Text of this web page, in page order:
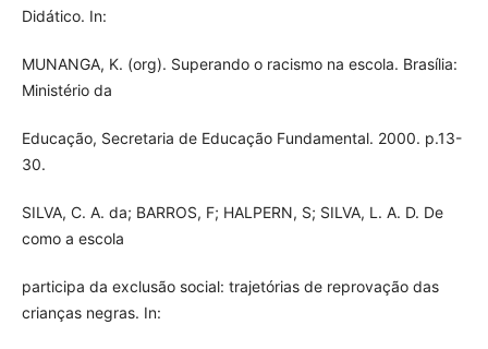
Didático. In:
MUNANGA, K. (org). Superando o racismo na escola. Brasília:
Ministério da
Educação, Secretaria de Educação Fundamental. 2000. p.13-
30.
SILVA, C. A. da; BARROS, F; HALPERN, S; SILVA, L. A. D. De
como a escola
participa da exclusão social: trajetórias de reprovação das
crianças negras. In: